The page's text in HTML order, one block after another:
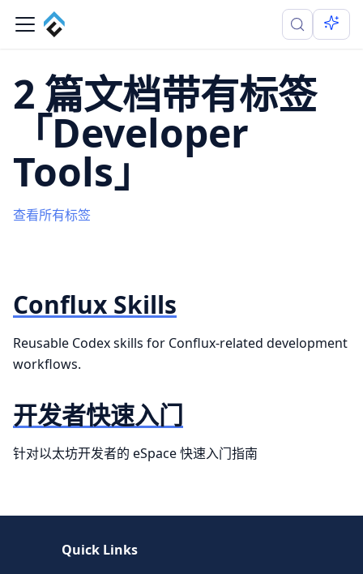
2 篇文档带有标签
「Developer
Tools」
查看所有标签
Conflux Skills
Reusable Codex skills for Conflux-related development
workflows.
开发者快速入门
针对以太坊开发者的 eSpace 快速入门指南
Quick Links